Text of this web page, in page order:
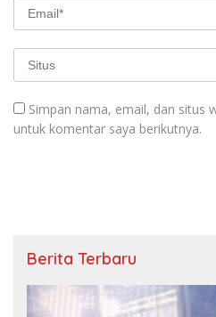
Simpan nama, email, dan situs
untuk komentar saya berikutnya.
Berita Terbaru